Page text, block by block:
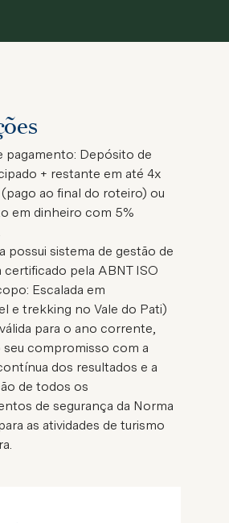
pagamento: Depósito de
+ restante em até 4x
ao final do roteiro) ou
em dinheiro com 5%
possui sistema de gestão de
certificado pela ABNT ISO
Escalada em
e trekking no Vale do Pati)
para o ano corrente,
seu compromisso com a
dos resultados e a
de todos os
de segurança da Norma
as atividades de turismo